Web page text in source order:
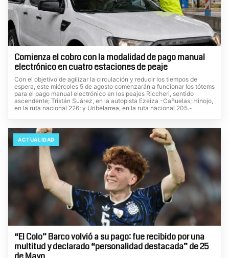
Comienza el cobro con la modalidad de pago manual
electrónico en cuatro estaciones de peaje
Con el objetivo de agilizar la circulación y reducir los tiempos de
espera, este miércoles 5 de agosto comenzarán a funcionar los tótems
para el pago manual electrónico en los peajes Riccheri, sentido
ascendente; Tristán Suárez, en la autopista Ezeiza -Cañuelas; Hinojo,
en la ruta nacional 226; y Uribelarrea, en la ruta nacional 205.-
ACTUALIDAD
“El Colo” Barco volvió a su pago: fue recibido por una
multitud y declarado “personalidad destacada” de 25